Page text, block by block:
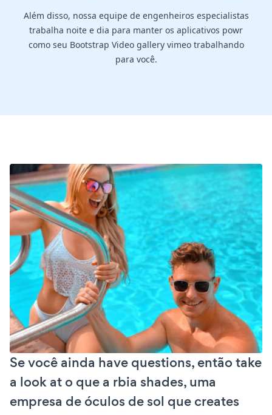
Além disso, nossa equipe de engenheiros especialistas
trabalha noite e dia para manter os aplicativos powr
como seu Bootstrap Video gallery vimeo trabalhando
para você.
Se você ainda have questions, então take
a look at o que a rbia shades, uma
empresa de óculos de sol que creates